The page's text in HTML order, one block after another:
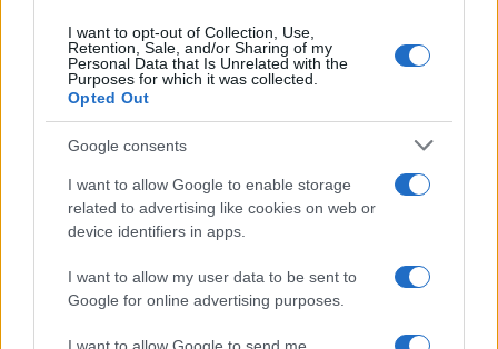
I want to opt-out of Collection, Use,
Retention, Sale, and/or Sharing of my
Personal Data that Is Unrelated with the
Purposes for which it was collected.
Opted Out
Google consents
I want to allow Google to enable storage
related to advertising like cookies on web or
device identifiers in apps.
I want to allow my user data to be sent to
Google for online advertising purposes.
Ακολουθήστε το Νewsit.gr στοGoogle News
ενημερωθείτε πρώτοι για όλη την ειδησεογραφία και τα
τελευταία νέατης ημέρας
Πιο δημοφιλή
Ο Κώστας Σαμαράς δημοσίευσε μία παιδική
φωτογραφία για την επέτειο θανάτου της